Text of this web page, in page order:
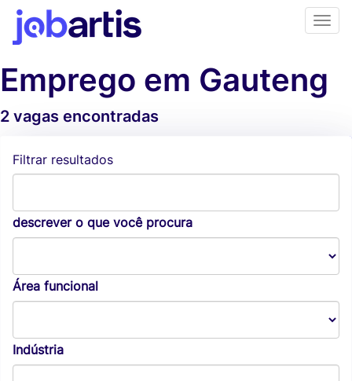
Emprego em Gauteng
2 vagas encontradas
Filtrar resultados
descrever o que você procura
Área funcional
Indústria